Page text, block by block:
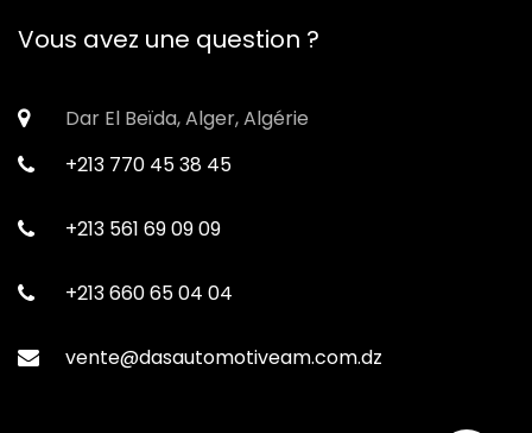
Vous avez une question ?
Dar El Beïda, Alger, Algérie
+213 770 45 38 45
+213 561 69 09 09
+213 660 65 04 04
vente@dasautomotiveam.com.dz